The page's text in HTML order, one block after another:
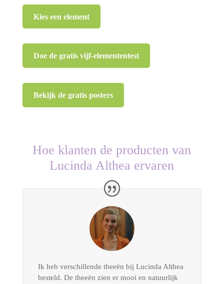
Kies een element
Doe de gratis vijf-elemententest
Bekijk de gratis posters
Hoe klanten de producten van
Lucinda Althea ervaren
Ik heb verschillende theeën bij Lucinda Althea
besteld. De theeën zien er mooi en natuurlijk